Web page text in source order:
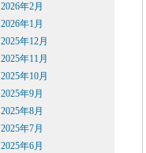
2026年2月
2026年1月
2025年12月
2025年11月
2025年10月
2025年9月
2025年8月
2025年7月
2025年6月